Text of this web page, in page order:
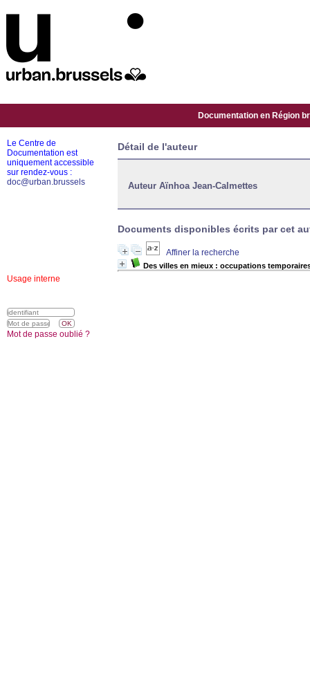
Documentation en Région
Détail de l'auteur
Auteur Aïnhoa Jean-Calmettes
Documents disponibles écrits par cet
Affiner la recherche
Des villes en mieux : occupations
Le Centre de
Documentation est
uniquement accessible
sur rendez-vous :
doc@urban.brussels
Usage interne
Mot de passe oublié ?